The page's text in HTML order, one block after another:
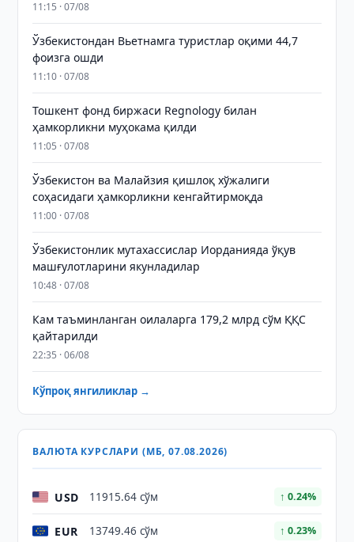
11:15 · 07/08
Ўзбекистондан Вьетнамга туристлар оқими 44,7
фоизга ошди
11:10 · 07/08
Тошкент фонд биржаси Regnology билан
ҳамкорликни муҳокама қилди
11:05 · 07/08
Ўзбекистон ва Малайзия қишлоқ хўжалиги
соҳасидаги ҳамкорликни кенгайтирмоқда
11:00 · 07/08
Ўзбекистонлик мутахассислар Иорданияда ўқув
машғулотларини якунладилар
10:48 · 07/08
Кам таъминланган оилаларга 179,2 млрд сўм ҚҚС
қайтарилди
22:35 · 06/08
Кўпроқ янгиликлар →
ВАЛЮТА КУРСЛАРИ (МБ, 07.08.2026)
USD 11915.64 сўм ↑ 0.24%
EUR 13749.46 сўм ↑ 0.23%